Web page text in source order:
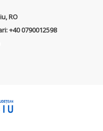
RO
+40 0790012598